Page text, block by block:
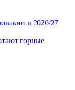
в 2026/27
горные